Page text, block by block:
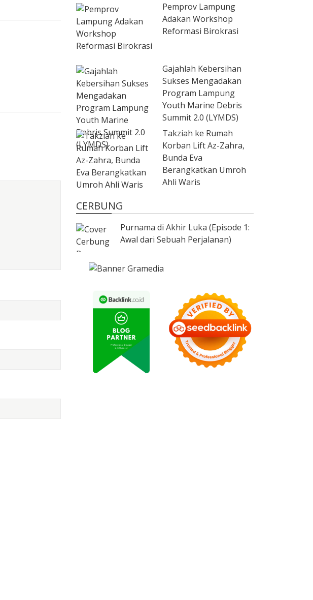
Pemprov Lampung
Adakan Workshop
Reformasi Birokrasi
Gajahlah Kebersihan
Sukses Mengadakan
Program Lampung
Youth Marine Debris
Summit 2.0 (LYMDS)
Takziah ke Rumah
Korban Lift Az-Zahra,
Bunda Eva
Berangkatkan Umroh
Ahli Waris
CERBUNG
Purnama di Akhir Luka (Episode 1:
Awal dari Sebuah Perjalanan)